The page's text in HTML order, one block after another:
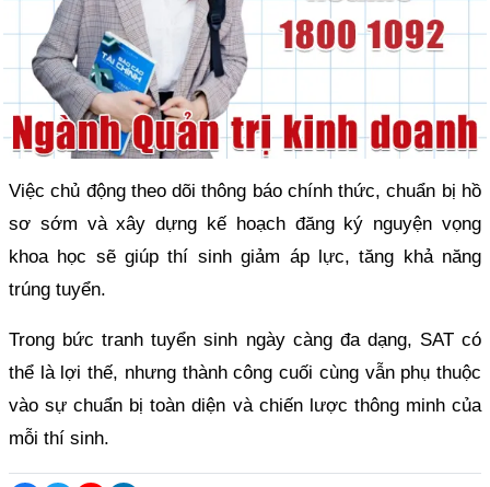
Việc chủ động theo dõi thông báo chính thức, chuẩn bị hồ
sơ sớm và xây dựng kế hoạch đăng ký nguyện vọng
khoa học sẽ giúp thí sinh giảm áp lực, tăng khả năng
trúng tuyển.
Trong bức tranh tuyển sinh ngày càng đa dạng, SAT có
thể là lợi thế, nhưng thành công cuối cùng vẫn phụ thuộc
vào sự chuẩn bị toàn diện và chiến lược thông minh của
mỗi thí sinh.